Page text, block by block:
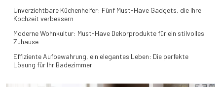
Unverzichtbare Küchenhelfer: Fünf Must-Have Gadgets, die Ihre
Kochzeit verbessern
Moderne Wohnkultur: Must-Have Dekorprodukte für ein stilvolles
Zuhause
Effiziente Aufbewahrung, ein elegantes Leben: Die perfekte
Lösung für Ihr Badezimmer